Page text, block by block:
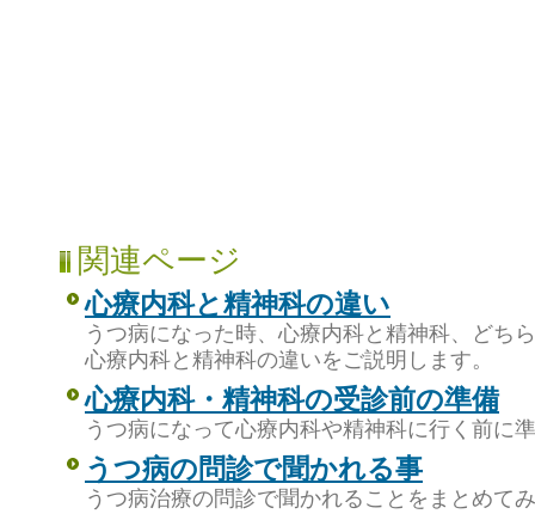
関連ページ
心療内科と精神科の違い
うつ病になった時、心療内科と精神科、どち
心療内科と精神科の違いをご説明します。
心療内科・精神科の受診前の準備
うつ病になって心療内科や精神科に行く前に
うつ病の問診で聞かれる事
うつ病治療の問診で聞かれることをまとめて